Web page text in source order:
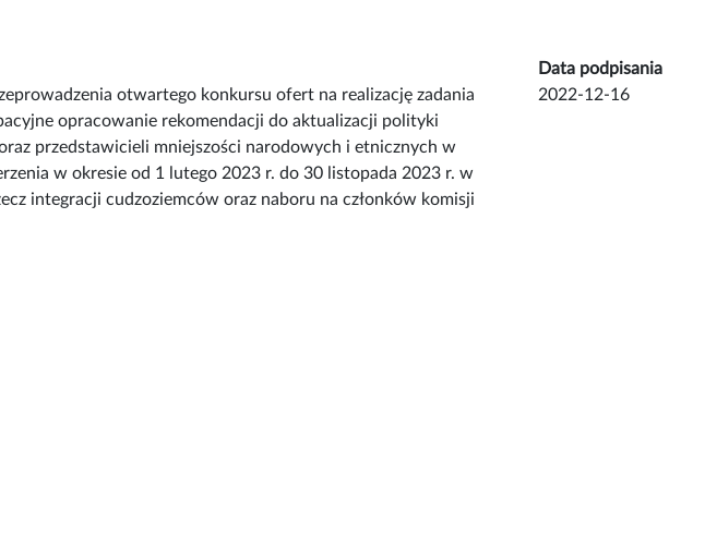
Data podpisania
otwartego konkursu ofert na realizację zadania
opracowanie rekomendacji do aktualizacji polityki
przedstawicieli mniejszości narodowych i etnicznych w
w okresie od 1 lutego 2023 r. do 30 listopada 2023 r. w
integracji cudzoziemców oraz naboru na członków komisji
2022-12-16